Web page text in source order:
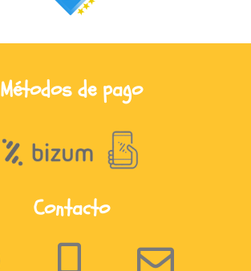
Métodos de pago
Contacto